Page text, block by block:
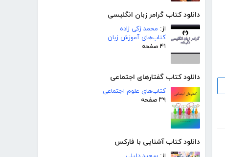
دانلود کتاب گرامر زبان انگلیسی
از: محمد زکی زاده
کتاب‌های آموزش زبان
۴۱ صفحه
دانلود کتاب گفتارهای اجتماعی
کتاب‌های علوم اجتماعی
۳۹ صفحه
دانلود کتاب آشنایی با فارکس